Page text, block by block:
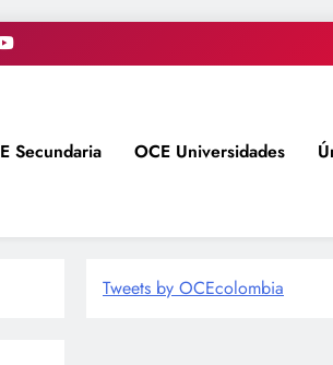
Secundaria OCE Universidades
Tweets by OCEcolombia